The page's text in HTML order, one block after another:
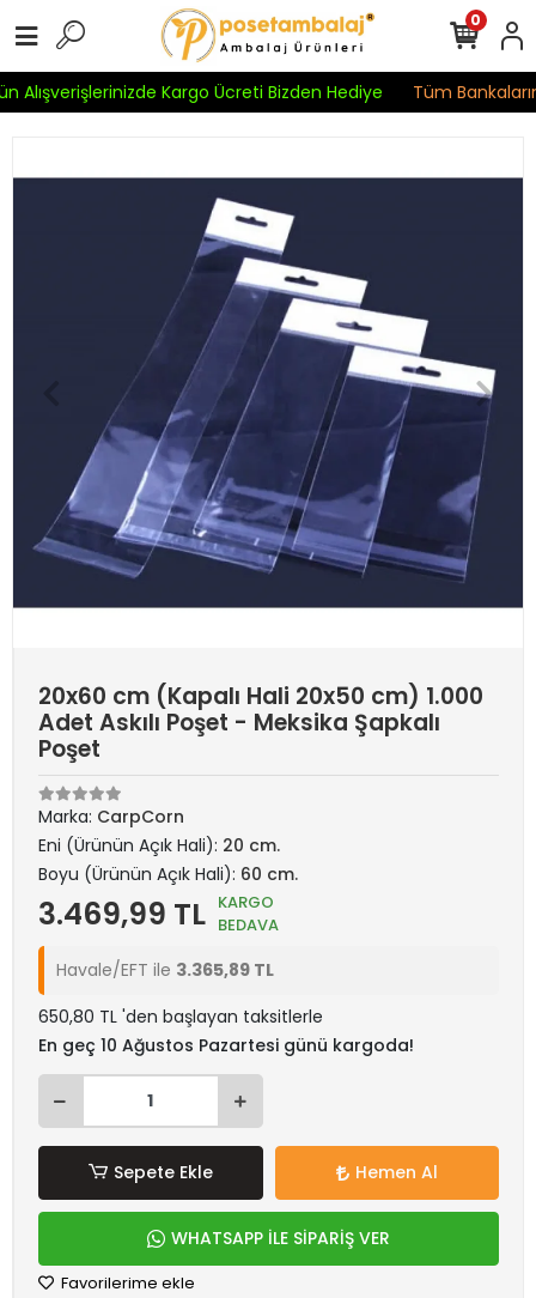
Alışverişlerinizde Kargo Ücreti Bizden Hediye Tüm
0
20x60 cm (Kapalı Hali 20x50 cm) 1.000
Adet Askılı Poşet - Meksika Şapkalı
Poşet
Marka: CarpCorn
Eni (Ürünün Açık Hali): 20 cm.
Boyu (Ürünün Açık Hali): 60 cm.
3.469,99 TL KARGO
BEDAVA
Havale/EFT ile 3.365,89 TL
650,80 TL 'den başlayan taksitlerle
En geç 10 Ağustos Pazartesi günü kargoda!
Sepete Ekle Hemen Al
WHATSAPP İLE SİPARİŞ VER
Favorilerime ekle